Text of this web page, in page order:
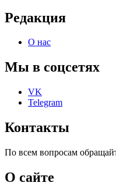
Редакция
О нас
Мы в соцсетях
VK
Telegram
Контакты
По всем вопросам
О сайте